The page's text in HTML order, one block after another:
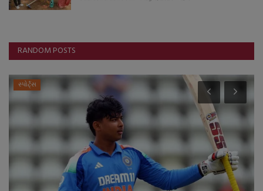
RANDOM POSTS
સ્પોર્ટ્સ